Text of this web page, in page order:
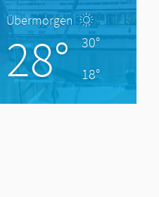
Übermorgen
28°
30°
18°